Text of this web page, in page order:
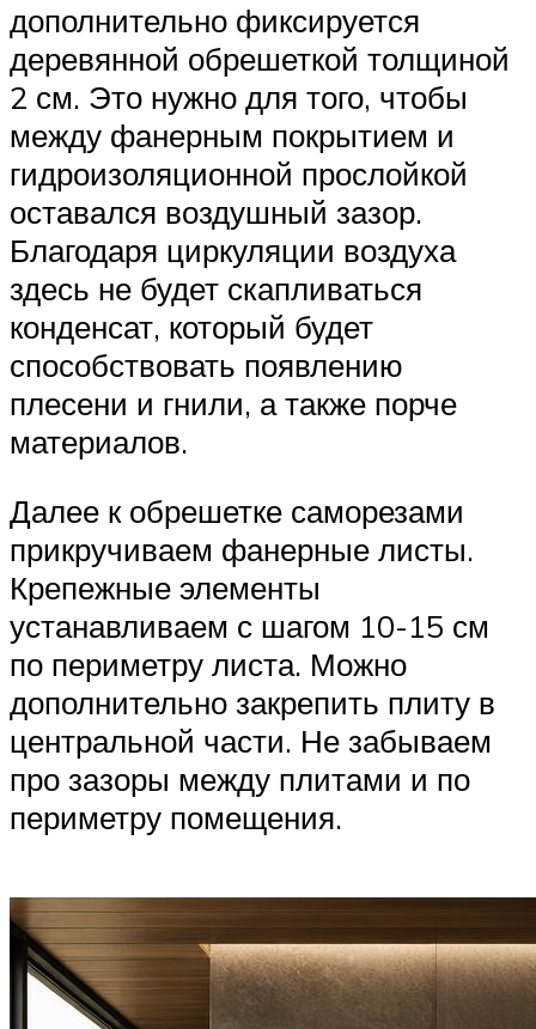
дополнительно фиксируется
деревянной обрешеткой толщиной
2 см. Это нужно для того, чтобы
между фанерным покрытием и
гидроизоляционной прослойкой
оставался воздушный зазор.
Благодаря циркуляции воздуха
здесь не будет скапливаться
конденсат, который будет
способствовать появлению
плесени и гнили, а также порче
материалов.
Далее к обрешетке саморезами
прикручиваем фанерные листы.
Крепежные элементы
устанавливаем с шагом 10-15 см
по периметру листа. Можно
дополнительно закрепить плиту в
центральной части. Не забываем
про зазоры между плитами и по
периметру помещения.